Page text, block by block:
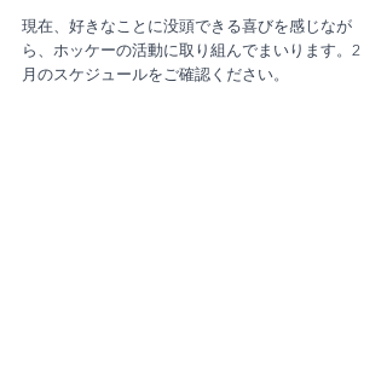
現在、好きなことに没頭できる喜びを感じなが
ら、ホッケーの活動に取り組んでまいります。2
月のスケジュールをご確認ください。